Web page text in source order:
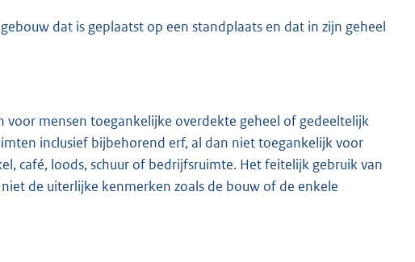
dat is geplaatst op een standplaats en dat in zijn geheel
voor mensen toegankelijke overdekte geheel of gedeeltelijk
inclusief bijbehorend erf, al dan niet toegankelijk voor
café, loods, schuur of bedrijfsruimte. Het feitelijk gebruik van
de uiterlijke kenmerken zoals de bouw of de enkele